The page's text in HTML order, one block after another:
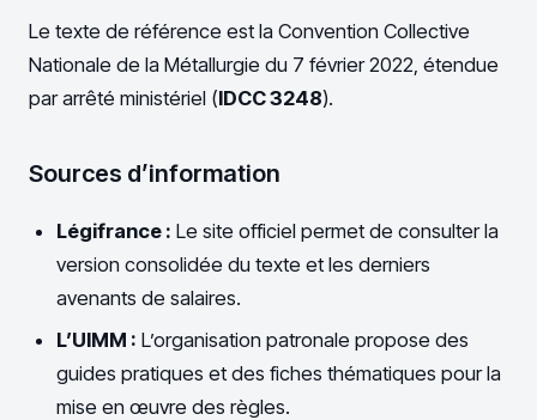
Le texte de référence est la Convention Collective
Nationale de la Métallurgie du 7 février 2022, étendue
par arrêté ministériel (IDCC 3248).
Sources d’information
Légifrance : Le site officiel permet de consulter la
version consolidée du texte et les derniers
avenants de salaires.
L’UIMM : L’organisation patronale propose des
guides pratiques et des fiches thématiques pour la
mise en œuvre des règles.